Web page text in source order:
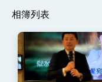
總統發
團結 迎
賴總統就
相簿列表